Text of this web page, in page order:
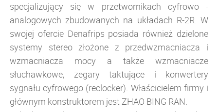
specjalizujący się w przetwornikach cyfrowo -
analogowych zbudowanych na układach R-2R. W
swojej ofercie Denafrips posiada również dzielone
systemy stereo złożone z przedwzmacniacza i
wzmacniacza mocy a także wzmacniacze
słuchawkowe, zegary taktujące i konwertery
sygnału cyfrowego (reclocker). Właścicielem firmy i
głównym konstruktorem jest ZHAO BING RAN.